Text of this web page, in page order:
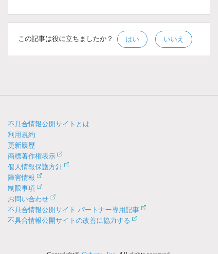
この記事は役に立ちましたか？ はい いいえ
不具合情報公開サイトとは
利用規約
更新履歴
商標著作権表示
個人情報保護方針
障害情報
制限事項
お問い合わせ
不具合情報公開サイト パートナー専用記事
不具合情報公開サイトの改善に協力する